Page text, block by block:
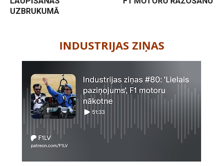
UZBRUKUMĀ
INDUSTRIJAS ZIŅAS